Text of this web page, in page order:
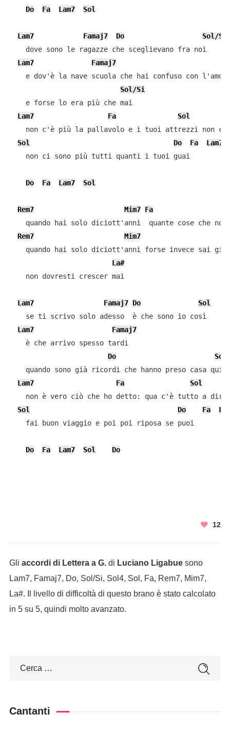
Do Fa Lam7 Sol
Lam7 Famaj7 Do
Sol/Si
    dove sono le ragazze che sceglievano fra noi
Lam7
Famaj7
e dov'è la nave scuola che hai confuso con
Sol/Si
    e forse lo era più che mai
Lam7
Fa
Sol
non c'è più la pallavolo e i tuoi attrezzi non
Sol
Do Fa
Lam7
    non ci sono più tutti quanti i tuoi guai
Do Fa Lam7 Sol
Rem7 Mim7 Fa
quando hai solo diciott'anni  quante cose che non
Rem7
Mim7
quando hai solo diciott'anni forse invece sai già
La#
    non dovresti crescer mai
Lam7 Famaj7 Do
Sol
    se ti scrivo solo adesso  è che sono io così
Lam7
Famaj7
    è che arrivo spesso tardi
Do
Sol
    quando sono già ricordi che hanno preso casa qui
Lam7
Fa
Sol
non è vero ciò che ho detto: qua c'è tutto a dire
Sol
Do Fa
    fai buon viaggio e poi poi riposa se puoi
Do Fa Lam7 Sol Do
12
Gli accordi di Lettera a G.di Luciano Ligabuesono
Lam7, Famaj7, Do, Sol/Si, Sol4, Sol, Fa, Rem7, Mim7,
La#. Il livello di difficoltà di questo brano è stato calcolato
in 5 su 5, quindi molto avanzato.
Cantanti